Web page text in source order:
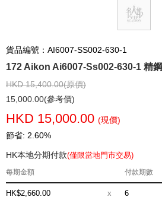
貨品編號：AI6007-SS002-630-1
172 Aikon Ai6007-Ss002-630-1 精鋼
HKD 15,400.00(原價)
15,000.00(參考價)
HKD 15,000.00 (現價)
節省: 2.60%
HK本地分期付款(僅限當地門市交易)
每期金額 付款期數
HK$2,660.00 x 6